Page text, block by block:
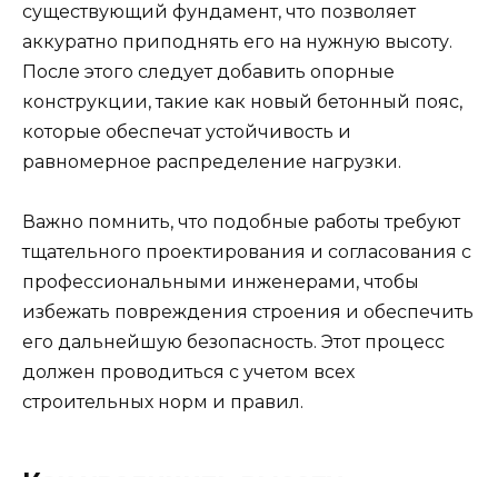
существующий фундамент, что позволяет
аккуратно приподнять его на нужную высоту.
После этого следует добавить опорные
конструкции, такие как новый бетонный пояс,
которые обеспечат устойчивость и
равномерное распределение нагрузки.
Важно помнить, что подобные работы требуют
тщательного проектирования и согласования с
профессиональными инженерами, чтобы
избежать повреждения строения и обеспечить
его дальнейшую безопасность. Этот процесс
должен проводиться с учетом всех
строительных норм и правил.